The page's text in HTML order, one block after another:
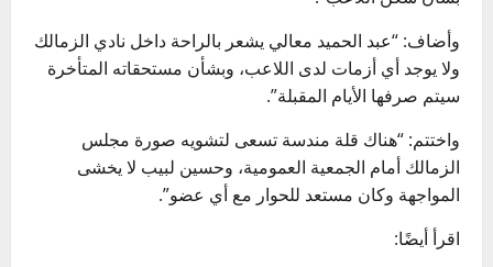
وأضاف: “عبد الحميد معالي يشعر بالراحة داخل نادي الزمالك
ولا يوجد أي أزمات لدى اللاعب، وبشأن مستحقاته المتأخرة
سيتم صرفها الأيام المقبلة”.
واختتم: “هناك قلة مندسة تسعى لتشويه صورة مجلس
الزمالك أمام الجمعية العمومية، وحسين لبيب لا يخشى
المواجهة وكان مستعد للحوار مع أي عضو”.
اقرأ أيضًا: